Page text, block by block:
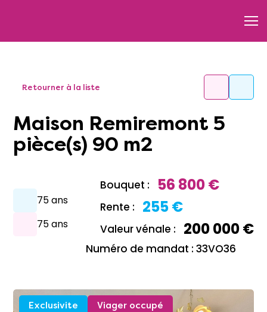
Retourner à la liste
Maison Remiremont 5
pièce(s) 90 m2
75 ans
75 ans
Bouquet : 56 800 €
Rente : 255 €
Valeur vénale : 200 000 €
Numéro de mandat : 33VO36
Exclusivite Viager occupé